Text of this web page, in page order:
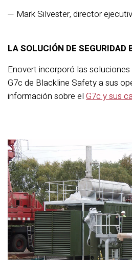
— Mark Silvester, director
LA SOLUCIÓN DE SEGURIDAD
Enovert incorporó las
G7c de Blackline Safety a sus
información sobre el G7c y sus